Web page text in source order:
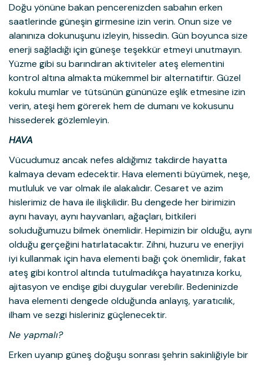
Doğu yönüne bakan pencerenizden sabahın erken
saatlerinde güneşin girmesine izin verin. Onun size ve
alanınıza dokunuşunu izleyin, hissedin. Gün boyunca size
enerji sağladığı için güneşe teşekkür etmeyi unutmayın.
Yüzme gibi su barındıran aktiviteler ateş elementini
kontrol altına almakta mükemmel bir alternatiftir. Güzel
kokulu mumlar ve tütsünün gününüze eşlik etmesine izin
verin, ateşi hem görerek hem de dumanı ve kokusunu
hissederek gözlemleyin.
HAVA
Vücudumuz ancak nefes aldığımız takdirde hayatta
kalmaya devam edecektir. Hava elementi büyümek, neşe,
mutluluk ve var olmak ile alakalıdır. Cesaret ve azim
hislerimiz de hava ile ilişkilidir. Bu dengede her birimizin
aynı havayı, aynı hayvanları, ağaçları, bitkileri
soluduğumuzu bilmek önemlidir. Hepimizin bir olduğu, aynı
olduğu gerçeğini hatırlatacaktır. Zihni, huzuru ve enerjiyi
iyi kullanmak için hava elementi bağı çok önemlidir, fakat
ateş gibi kontrol altında tutulmadıkça hayatınıza korku,
ajitasyon ve endişe gibi duygular verebilir. Bedeninizde
hava elementi dengede olduğunda anlayış, yaratıcılık,
ilham ve sezgi hisleriniz güçlenecektir.
Ne yapmalı?
Erken uyanıp güneş doğuşu sonrası şehrin sakinliğiyle bir